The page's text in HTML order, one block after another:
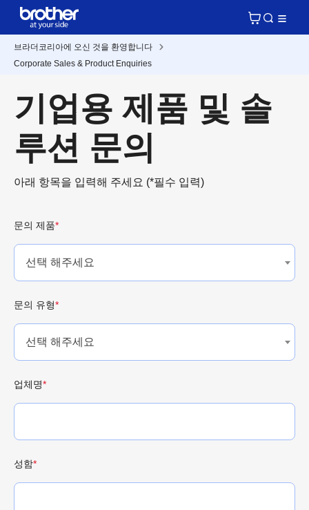
브라더코리아에 오신 것을 환영합니다
Corporate Sales & Product Enquiries
기업용 제품 및 솔
루션 문의
아래 항목을 입력해 주세요 (*필수 입력)
문의 제품*
선택 해주세요
문의 유형*
선택 해주세요
업체명*
성함*